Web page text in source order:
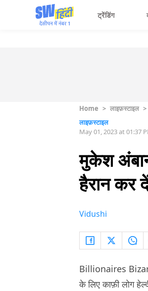
ट्रेंडिंग
Home > लाइफ़स्टाइल >
लाइफ़स्टाइल
May 01, 2023 at 01:37
मुकेश
हैरान कर
Vidushi
Billionaires
के लिए काफ़ी लोग